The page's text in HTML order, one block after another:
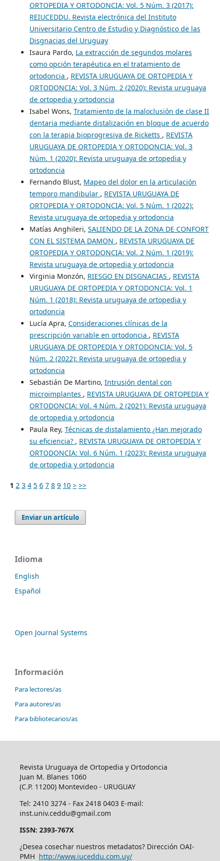
ORTOPEDIA Y ORTODONCIA: Vol. 5 Núm. 3 (2017):
REIUCEDDU. Revista electrónica del Instituto
Universitario Centro de Estudio y Diagnóstico de las
Disgnacias del Uruguay
Isaura Pardo, La extracción de segundos molares
como opción terapéutica en el tratamiento de
ortodoncia , REVISTA URUGUAYA DE ORTOPEDIA Y
ORTODONCIA: Vol. 3 Núm. 2 (2020): Revista uruguaya
de ortopedia y ortodoncia
Isabel Wons, Tratamiento de la maloclusión de clase II
dentaria mediante distalización en bloque de acuerdo
con la terapia bioprogresiva de Ricketts , REVISTA
URUGUAYA DE ORTOPEDIA Y ORTODONCIA: Vol. 3
Núm. 1 (2020): Revista uruguaya de ortopedia y
ortodoncia
Fernando Blust, Mapeo del dolor en la articulación
temporo mandibular , REVISTA URUGUAYA DE
ORTOPEDIA Y ORTODONCIA: Vol. 5 Núm. 1 (2022):
Revista uruguaya de ortopedia y ortodoncia
Matías Anghileri, SALIENDO DE LA ZONA DE CONFORT
CON EL SISTEMA DAMON , REVISTA URUGUAYA DE
ORTOPEDIA Y ORTODONCIA: Vol. 2 Núm. 1 (2019):
Revista uruguaya de ortopedia y ortodoncia
Virginia Monzón, RIESGO EN DISGNACIAS , REVISTA
URUGUAYA DE ORTOPEDIA Y ORTODONCIA: Vol. 1
Núm. 1 (2018): Revista uruguaya de ortopedia y
ortodoncia
Lucía Apra, Consideraciones clínicas de la
prescripción variable en ortodoncia , REVISTA
URUGUAYA DE ORTOPEDIA Y ORTODONCIA: Vol. 5
Núm. 2 (2022): Revista uruguaya de ortopedia y
ortodoncia
Sebastián De Martino, Intrusión dental con
microimplantes , REVISTA URUGUAYA DE ORTOPEDIA Y
ORTODONCIA: Vol. 4 Núm. 2 (2021): Revista uruguaya
de ortopedia y ortodoncia
Paula Rey, Técnicas de distalamiento ¿Han mejorado
su eficiencia? , REVISTA URUGUAYA DE ORTOPEDIA Y
ORTODONCIA: Vol. 6 Núm. 1 (2023): Revista uruguaya
de ortopedia y ortodoncia
1 2 3 4 5 6 7 8 9 10 > >>
Enviar un artículo
Idioma
English
Español
Open Journal Systems
Información
Para lectores/as
Para autores/as
Para bibliotecarios/as
Revista Uruguaya de Ortopedia y Ortodoncia
Juan M. Blanes 1060
(C.P. 11200) Montevideo - URUGUAY
Tel: 2410 3274 - Fax 2418 0403 E-mail:
inst.univ.ceddu@gmail.com
ISSN: 2393-767X
¿Desea cosechar nuestros metadatos? Dirección OAI-
PMH http://www.iuceddu.com.uy/